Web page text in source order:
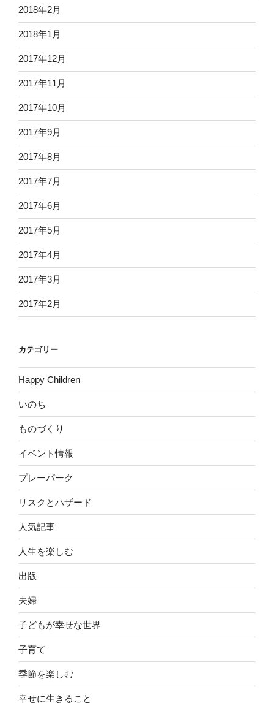
2018年2月
2018年1月
2017年12月
2017年11月
2017年10月
2017年9月
2017年8月
2017年7月
2017年6月
2017年5月
2017年4月
2017年3月
2017年2月
カテゴリー
Happy Children
いのち
ものづくり
イベント情報
プレーパーク
リスクとハザード
人気記事
人生を楽しむ
出版
夫婦
子どもが幸せな世界
子育て
季節を楽しむ
幸せに生きること